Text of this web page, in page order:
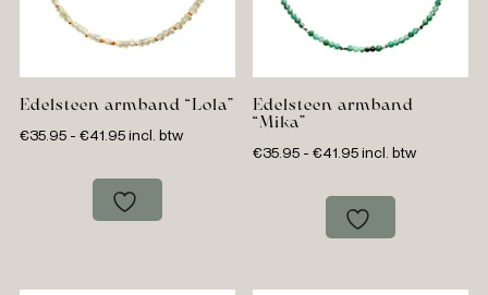
Edelsteen armband “Lola”
€35.95 - €41.95Prijsklasse:
tot
€41.95
incl. btw
Edelsteen armband
“Mika”
€35.95 - €41.95Prijsklasse:
tot
€41.95
incl. btw